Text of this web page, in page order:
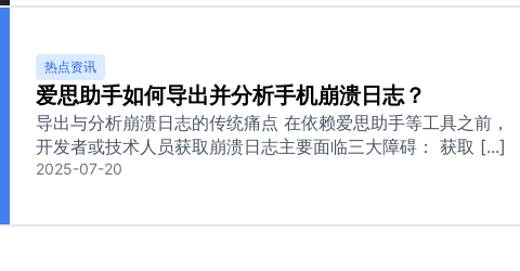
热点资讯
爱思助手如何导出并分析手机崩溃日志？
导出与分析崩溃日志的传统痛点 在依赖爱思助手等工具之前，
开发者或技术人员获取崩溃日志主要面临三大障碍： 获取 [...]
2025-07-20